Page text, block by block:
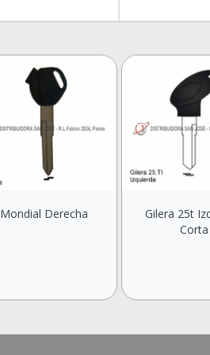
Mondial Derecha
Gilera 25t
Corta